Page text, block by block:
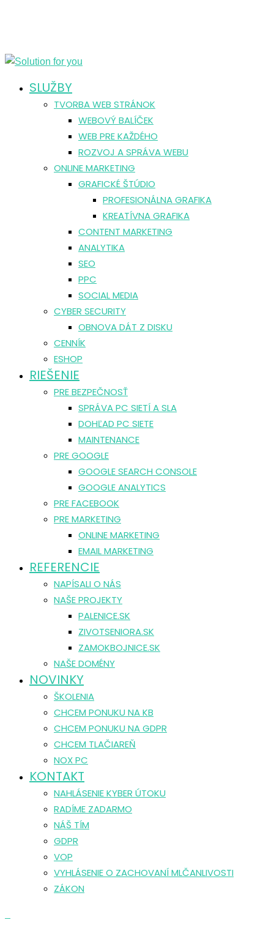
SLUŽBY
TVORBA WEB STRÁNOK
WEBOVÝ BALÍČEK
WEB PRE KAŽDÉHO
ROZVOJ A SPRÁVA WEBU
ONLINE MARKETING
GRAFICKÉ ŠTÚDIO
PROFESIONÁLNA GRAFIKA
KREATÍVNA GRAFIKA
CONTENT MARKETING
ANALYTIKA
SEO
PPC
SOCIAL MEDIA
CYBER SECURITY
OBNOVA DÁT Z DISKU
CENNÍK
ESHOP
RIEŠENIE
PRE BEZPEČNOSŤ
SPRÁVA PC SIETÍ A SLA
DOHĽAD PC SIETE
MAINTENANCE
PRE GOOGLE
GOOGLE SEARCH CONSOLE
GOOGLE ANALYTICS
PRE FACEBOOK
PRE MARKETING
ONLINE MARKETING
EMAIL MARKETING
REFERENCIE
NAPÍSALI O NÁS
NAŠE PROJEKTY
PALENICE.SK
ZIVOTSENIORA.SK
ZAMOKBOJNICE.SK
NAŠE DOMÉNY
NOVINKY
ŠKOLENIA
CHCEM PONUKU NA KB
CHCEM PONUKU NA GDPR
CHCEM TLAČIAREŇ
NOX PC
KONTAKT
NAHLÁSENIE KYBER ÚTOKU
RADÍME ZADARMO
NÁŠ TÍM
GDPR
VOP
VYHLÁSENIE O ZACHOVANÍ MLČANLIVOSTI
ZÁKON